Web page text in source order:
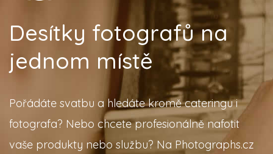
Desítky fotografů na
jednom místě
Pořádáte svatbu a hledáte kromě cateringu i
fotografa? Nebo chcete profesionálně nafotit
vaše produkty nebo službu? Na Photographs.cz